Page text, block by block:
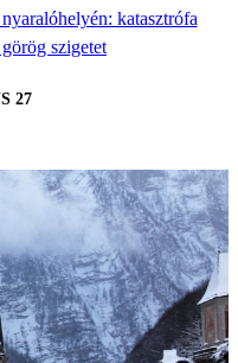
katasztrófa
szigetet
27